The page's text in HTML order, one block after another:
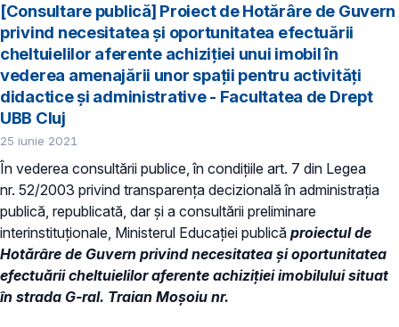
[Consultare publică] Proiect de Hotărâre de Guvern
privind necesitatea și oportunitatea efectuării
cheltuielilor aferente achiziției unui imobil în
vederea amenajării unor spații pentru activități
didactice și administrative - Facultatea de Drept
UBB Cluj
25 iunie 2021
În vederea consultării publice, în condiţiile art. 7 din Legea
nr. 52/2003 privind transparenţa decizională în administraţia
publică, republicată, dar și a consultării preliminare
interinstituționale, Ministerul Educaţiei publică proiectul de
Hotărâre de Guvern privind necesitatea și oportunitatea
efectuării cheltuielilor aferente achiziției imobilului situat
în strada G-ral. Traian Moșoiu nr.